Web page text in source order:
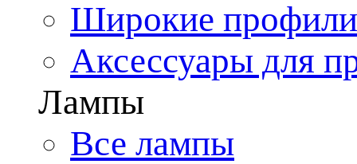
Широкие профили
Аксессуары для
Лампы
Все лампы